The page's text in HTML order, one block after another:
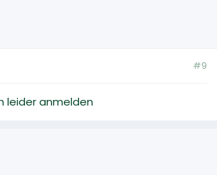
#9
leider anmelden